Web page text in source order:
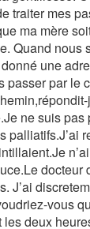
traiter mes
ma mère
Quand nous
une
passer par le
ne suis pas
palliatifs.J’ai
docteur
J’ai
vous
deux